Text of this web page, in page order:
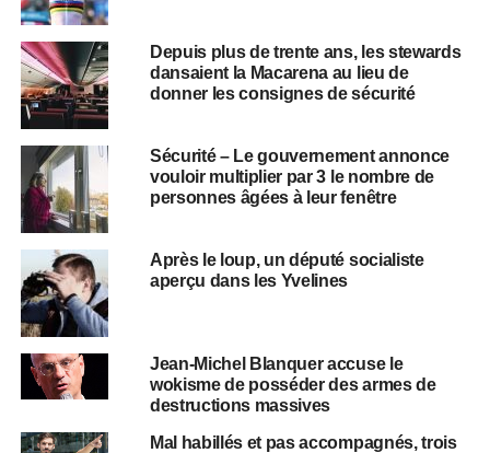
Depuis plus de trente ans, les stewards
dansaient la Macarena au lieu de
donner les consignes de sécurité
Sécurité – Le gouvernement annonce
vouloir multiplier par 3 le nombre de
personnes âgées à leur fenêtre
Après le loup, un député socialiste
aperçu dans les Yvelines
Jean-Michel Blanquer accuse le
wokisme de posséder des armes de
destructions massives
Mal habillés et pas accompagnés, trois